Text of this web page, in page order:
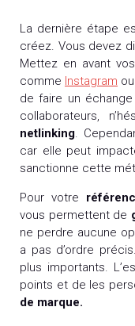
La dernière étape
créez. Vous devez
Mettez en avant
comme Instagram ou
de faire un
collaborateurs,
netlinking
car elle peut
sanctionne cette
Pour votre
vous permettent de
ne perdre aucune
a pas d’ordre
plus importants.
points et de les
de marque.